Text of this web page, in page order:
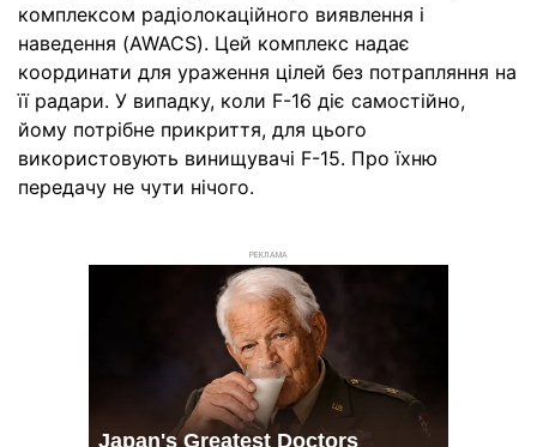
комплексом радіолокаційного виявлення і
наведення (AWACS). Цей комплекс надає
координати для ураження цілей без потрапляння на
її радари. У випадку, коли F-16 діє самостійно,
йому потрібне прикриття, для цього
використовують винищувачі F-15. Про їхню
передачу не чути нічого.
РЕКЛАМА